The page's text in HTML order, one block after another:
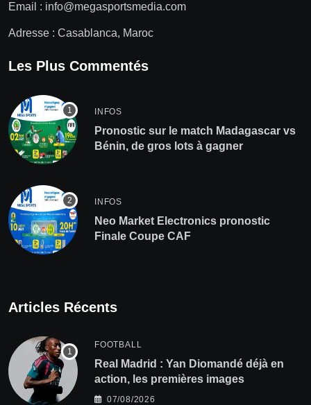
Email : info@megasportsmedia.com
Adresse : Casablanca, Maroc
Les Plus Commentés
INFOS
Pronostic sur le match Madagascar vs
Bénin, de gros lots à gagner
INFOS
Neo Market Electronics pronostic
Finale Coupe CAF
Articles Récents
FOOTBALL
Real Madrid : Yan Diomandé déjà en
action, les premières images
07/08/2026